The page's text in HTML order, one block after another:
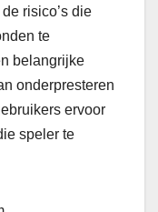
risico’s die
te
belangrijke
onderpresteren
ervoor
speler te